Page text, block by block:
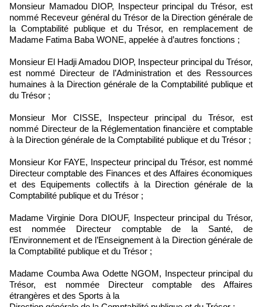
Monsieur Mamadou DIOP, Inspecteur principal du Trésor, est
nommé Receveur général du Trésor de la Direction générale de
la Comptabilité publique et du Trésor, en remplacement de
Madame Fatima Baba WONE, appelée à d’autres fonctions ;
Monsieur El Hadji Amadou DIOP, Inspecteur principal du Trésor,
est nommé Directeur de l’Administration et des Ressources
humaines à la Direction générale de la Comptabilité publique et
du Trésor ;
Monsieur Mor CISSE, Inspecteur principal du Trésor, est
nommé Directeur de la Réglementation financière et comptable
à la Direction générale de la Comptabilité publique et du Trésor ;
Monsieur Kor FAYE, Inspecteur principal du Trésor, est nommé
Directeur comptable des Finances et des Affaires économiques
et des Equipements collectifs à la Direction générale de la
Comptabilité publique et du Trésor ;
Madame Virginie Dora DIOUF, Inspecteur principal du Trésor,
est nommée Directeur comptable de la Santé, de
l’Environnement et de l’Enseignement à la Direction générale de
la Comptabilité publique et du Trésor ;
Madame Coumba Awa Odette NGOM, Inspecteur principal du
Trésor, est nommée Directeur comptable des Affaires
étrangères et des Sports à la